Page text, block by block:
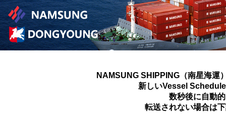
NAMSUNG SHIPPING（南星海運
新しいVessel
数秒後に自動
転送されない場合は